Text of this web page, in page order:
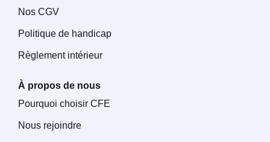
Nos CGV
Politique de handicap
Règlement intérieur
À propos de nous
Pourquoi choisir CFE
Nous rejoindre